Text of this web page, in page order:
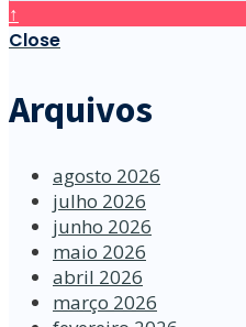
↑
Close
Arquivos
agosto 2026
julho 2026
junho 2026
maio 2026
abril 2026
março 2026